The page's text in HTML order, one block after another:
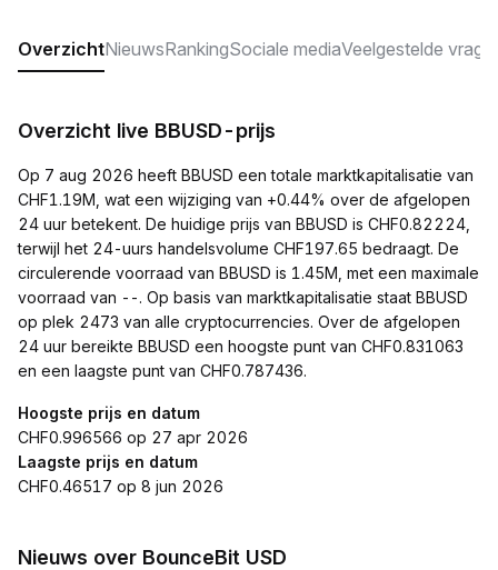
OverzichtNieuwsRankingSociale mediaVeelgestelde
Overzicht live BBUSD-prijs
Op 7 aug 2026 heeft BBUSD een totale marktkapitalisatie van
CHF1.19M, wat een wijziging van +0.44% over de afgelopen
24 uur betekent. De huidige prijs van BBUSD is CHF0.82224,
terwijl het 24-uurs handelsvolume CHF197.65 bedraagt. De
circulerende voorraad van BBUSD is 1.45M, met een maximale
voorraad van --. Op basis van marktkapitalisatie staat BBUSD
op plek 2473 van alle cryptocurrencies. Over de afgelopen
24 uur bereikte BBUSD een hoogste punt van CHF0.831063
en een laagste punt van CHF0.787436.
Hoogste prijs en datum
CHF0.996566 op 27 apr 2026
Laagste prijs en datum
CHF0.46517 op 8 jun 2026
Nieuws over BounceBit USD